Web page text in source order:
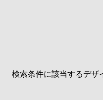
検索条件に該当するデザ